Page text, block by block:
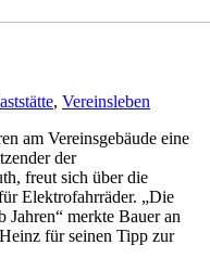
, Vereinsleben
am Vereinsgebäude eine
der
freut sich über die
Elektrofahrräder. „Die
Jahren“ merkte Bauer an
für seinen Tipp zur